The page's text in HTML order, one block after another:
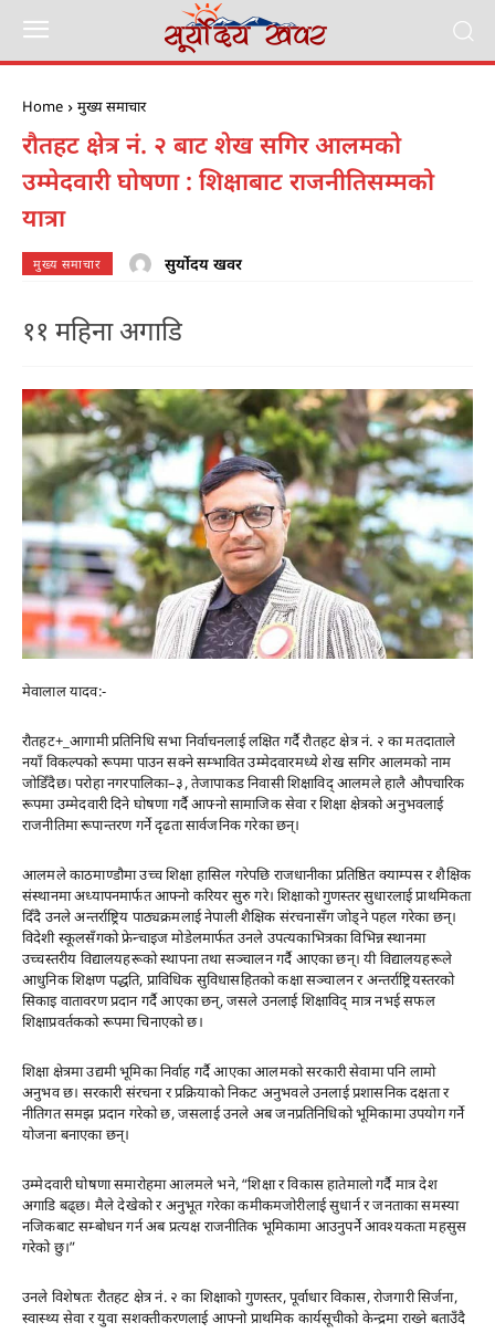
Home मुख्य समाचार
रौतहट क्षेत्र नं. २ बाट शेख सगिर आलमको
उम्मेदवारी घोषणा : शिक्षाबाट राजनीतिसम्मको
यात्रा
मुख्य समाचार सुर्योदय खवर
११ महिना अगाडि
मेवालाल यादव:-
रौतहट+_आगामी प्रतिनिधि सभा निर्वाचनलाई लक्षित गर्दै रौतहट क्षेत्र नं. २ का मतदाताले
नयाँ विकल्पको रूपमा पाउन सक्ने सम्भावित उम्मेदवारमध्ये शेख सगिर आलमको नाम
जोडिँदैछ। परोहा नगरपालिका–३, तेजापाकड निवासी शिक्षाविद् आलमले हालै औपचारिक
रूपमा उम्मेदवारी दिने घोषणा गर्दै आफ्नो सामाजिक सेवा र शिक्षा क्षेत्रको अनुभवलाई
राजनीतिमा रूपान्तरण गर्ने दृढता सार्वजनिक गरेका छन्।
आलमले काठमाण्डौमा उच्च शिक्षा हासिल गरेपछि राजधानीका प्रतिष्ठित क्याम्पस र शैक्षिक
संस्थानमा अध्यापनमार्फत आफ्नो करियर सुरु गरे। शिक्षाको गुणस्तर सुधारलाई प्राथमिकता
दिँदै उनले अन्तर्राष्ट्रिय पाठ्यक्रमलाई नेपाली शैक्षिक संरचनासँग जोड्ने पहल गरेका छन्।
विदेशी स्कूलसँगको फ्रेन्चाइज मोडेलमार्फत उनले उपत्यकाभित्रका विभिन्न स्थानमा
उच्चस्तरीय विद्यालयहरूको स्थापना तथा सञ्चालन गर्दै आएका छन्। यी विद्यालयहरूले
आधुनिक शिक्षण पद्धति, प्राविधिक सुविधासहितको कक्षा सञ्चालन र अन्तर्राष्ट्रियस्तरको
सिकाइ वातावरण प्रदान गर्दै आएका छन्, जसले उनलाई शिक्षाविद् मात्र नभई सफल
शिक्षाप्रवर्तकको रूपमा चिनाएको छ।
शिक्षा क्षेत्रमा उद्यमी भूमिका निर्वाह गर्दै आएका आलमको सरकारी सेवामा पनि लामो
अनुभव छ। सरकारी संरचना र प्रक्रियाको निकट अनुभवले उनलाई प्रशासनिक दक्षता र
नीतिगत समझ प्रदान गरेको छ, जसलाई उनले अब जनप्रतिनिधिको भूमिकामा उपयोग गर्ने
योजना बनाएका छन्।
उम्मेदवारी घोषणा समारोहमा आलमले भने, “शिक्षा र विकास हातेमालो गर्दै मात्र देश
अगाडि बढ्छ। मैले देखेको र अनुभूत गरेका कमीकमजोरीलाई सुधार्न र जनताका समस्या
नजिकबाट सम्बोधन गर्न अब प्रत्यक्ष राजनीतिक भूमिकामा आउनुपर्ने आवश्यकता महसुस
गरेको छु।”
उनले विशेषतः रौतहट क्षेत्र नं. २ का शिक्षाको गुणस्तर, पूर्वाधार विकास, रोजगारी सिर्जना,
स्वास्थ्य सेवा र युवा सशक्तीकरणलाई आफ्नो प्राथमिक कार्यसूचीको केन्द्रमा राख्ने बताउँदै